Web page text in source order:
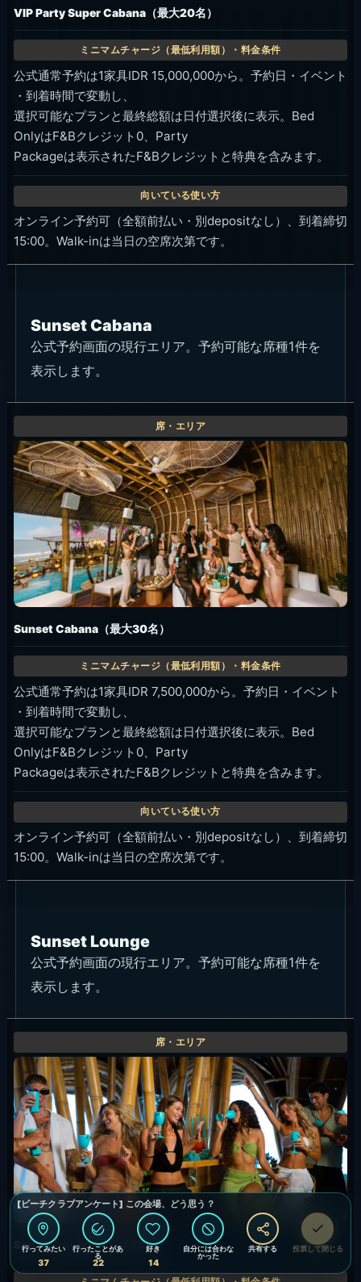
VIP Party Super Cabana（最大20名）
公式通常予約は1家具IDR 15,000,000から。予約日・イベント
・到着時間で変動し、
選択可能なプランと最終総額は日付選択後に表示。Bed
OnlyはF&Bクレジット0、Party
Packageは表示されたF&Bクレジットと特典を含みます。
オンライン予約可（全額前払い・別depositなし）、到着締切
15:00。Walk-inは当日の空席次第です。
Sunset Cabana
公式予約画面の現行エリア。予約可能な席種1件を
表示します。
Sunset Cabana（最大30名）
公式通常予約は1家具IDR 7,500,000から。予約日・イベント
・到着時間で変動し、
選択可能なプランと最終総額は日付選択後に表示。Bed
OnlyはF&Bクレジット0、Party
Packageは表示されたF&Bクレジットと特典を含みます。
オンライン予約可（全額前払い・別depositなし）、到着締切
15:00。Walk-inは当日の空席次第です。
Sunset Lounge
公式予約画面の現行エリア。予約可能な席種1件を
表示します。
Sunset Lounge（最大15名）